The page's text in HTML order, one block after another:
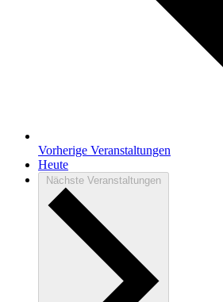
Vorherige Veranstaltungen
Heute
Nächste Veranstaltungen